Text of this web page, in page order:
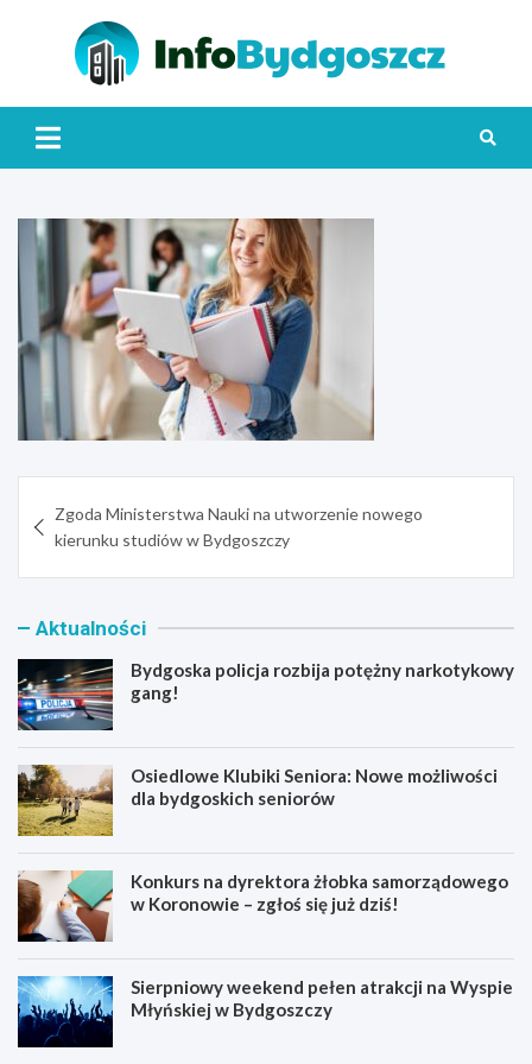
wpisu
Zgoda Ministerstwa Nauki na utworzenie nowego
kierunku studiów w Bydgoszczy
Aktualności
Bydgoska policja rozbija potężny narkotykowy
gang!
Osiedlowe Klubiki Seniora: Nowe możliwości
dla bydgoskich seniorów
Konkurs na dyrektora żłobka samorządowego
w Koronowie – zgłoś się już dziś!
Sierpniowy weekend pełen atrakcji na Wyspie
Młyńskiej w Bydgoszczy
B
O